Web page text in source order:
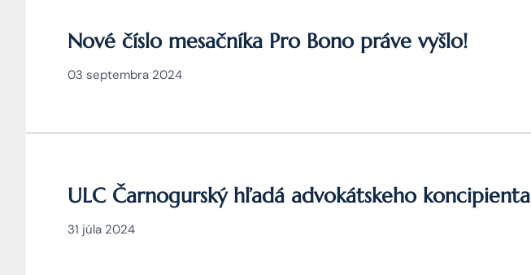
Nové číslo mesačníka Pro Bono práve vyšlo!
03 septembra 2024
ULC Čarnogurský hľadá advokátskeho koncipienta
31 júla 2024